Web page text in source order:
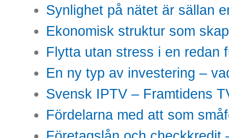
Synlighet på nätet är sällan
Ekonomisk struktur som
Flytta utan stress i en redan
En ny typ av investering –
Svensk IPTV – Framtidens
Fördelarna med att som